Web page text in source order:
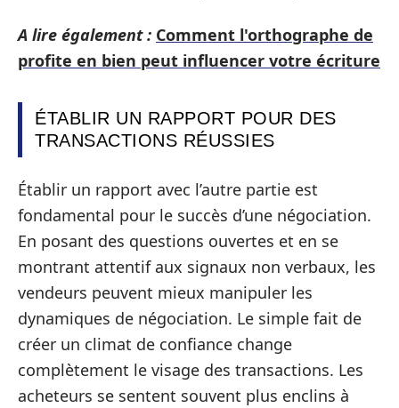
A lire également : Comment l'orthographe de
profite en bien peut influencer votre écriture
ÉTABLIR UN RAPPORT POUR DES
TRANSACTIONS RÉUSSIES
Établir un rapport avec l’autre partie est
fondamental pour le succès d’une négociation.
En posant des questions ouvertes et en se
montrant attentif aux signaux non verbaux, les
vendeurs peuvent mieux manipuler les
dynamiques de négociation. Le simple fait de
créer un climat de confiance change
complètement le visage des transactions. Les
acheteurs se sentent souvent plus enclins à